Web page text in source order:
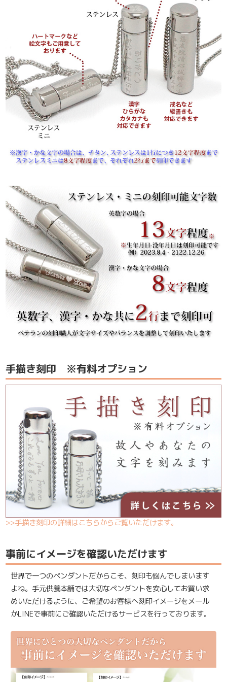
手描き刻印 ※有料オプション
>>手描き刻印の詳細はこちらからご覧いただけます。
事前にイメージを確認いただけます
世界で一つのペンダントだからこそ、刻印も悩んでしまいます
よね。手元供養本舗では大切なペンダントを安心してお買い求
めいただけるように、ご希望のお客様へ刻印イメージをメール
かLINEで事前にご確認いただけるサービスを行っております。